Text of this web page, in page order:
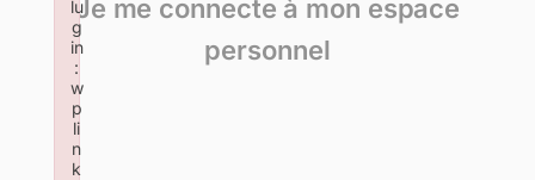
Je me connecte à mon espace
personnel
lu
g
in
:
w
p
li
n
k